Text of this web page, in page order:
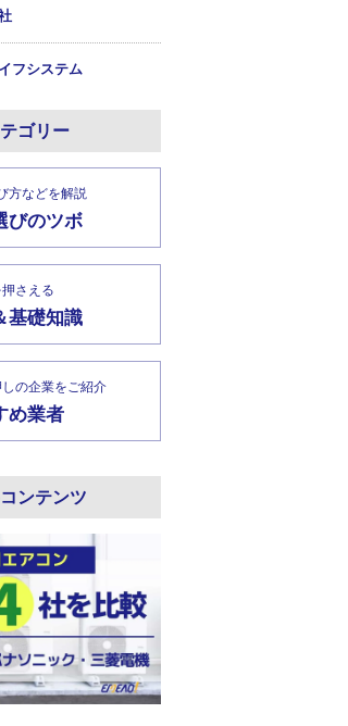
フシステム
ゴリー
方などを解説
びのツボ
さえる
基礎知識
の企業をご紹介
め業者
ンテンツ